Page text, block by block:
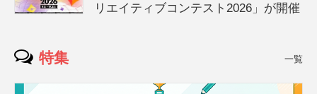
リエイティブコンテスト2026」が開催
特集 一覧